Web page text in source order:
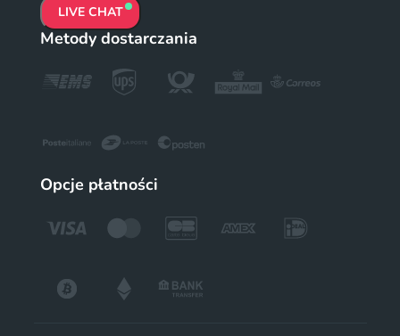
LIVE CHAT
Metody dostarczania
Opcje płatności